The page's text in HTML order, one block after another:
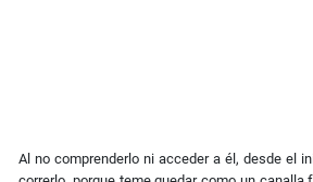
Al no comprenderlo ni acceder a él, desde el